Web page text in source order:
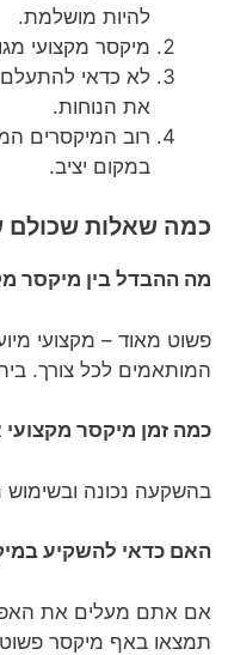
להיות מושלמת.
מיקסר מקצועי
לא כדאי להתעלם
את הנוחות.
רוב המיקסרים
במקום יציב.
כמה שאלות שכולם
מה ההבדל בין מיקסר
פשוט מאוד – מקצועי
המותאמים לכל צורך.
כמה זמן מיקסר
בהשקעה נכונה ובשימוש
האם כדאי להשקיע
אם אתם מעלים את
תמצאו באף מיקסר